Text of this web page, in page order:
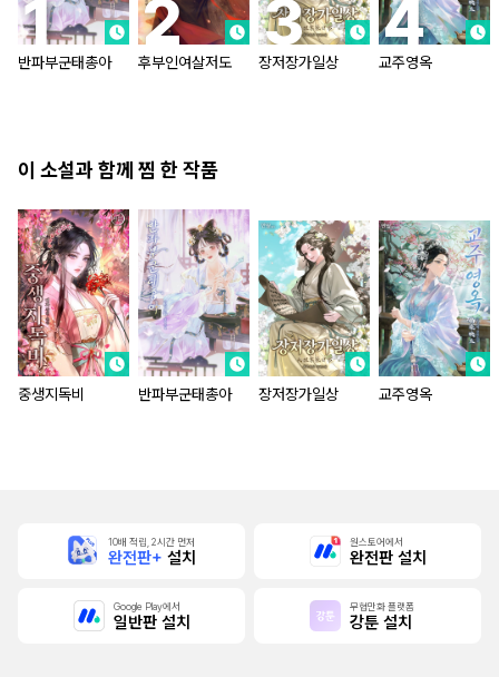
반파부군태총아 후부인여살저도 장저장가일상 교주영옥
이 소설과 함께 찜 한 작품
중생지독비 반파부군태총아 장저장가일상 교주영옥
10배 적립, 2시간 먼저
완전판+ 설치
원스토어에서
완전판 설치
Google Play에서
일반판 설치
무협만화 플랫폼
강툰 설치